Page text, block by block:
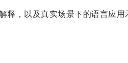
，以及真实场景下的语言应用